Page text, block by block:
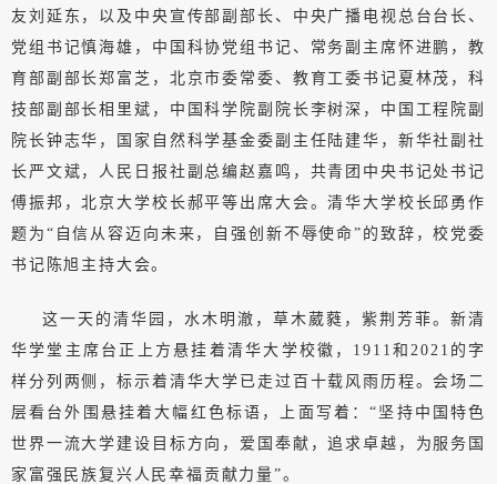
友刘延东，以及中央宣传部副部长、中央广播电视总台台长、
党组书记慎海雄，中国科协党组书记、常务副主席怀进鹏，教
育部副部长郑富芝，北京市委常委、教育工委书记夏林茂，科
技部副部长相里斌，中国科学院副院长李树深，中国工程院副
院长钟志华，国家自然科学基金委副主任陆建华，新华社副社
长严文斌，人民日报社副总编赵嘉鸣，共青团中央书记处书记
傅振邦，北京大学校长郝平等出席大会。清华大学校长邱勇作
题为“自信从容迈向未来，自强创新不辱使命”的致辞，校党委
书记陈旭主持大会。
这一天的清华园，水木明澈，草木葳蕤，紫荆芳菲。新清
华学堂主席台正上方悬挂着清华大学校徽，1911和2021的字
样分列两侧，标示着清华大学已走过百十载风雨历程。会场二
层看台外围悬挂着大幅红色标语，上面写着：“坚持中国特色
世界一流大学建设目标方向，爱国奉献，追求卓越，为服务国
家富强民族复兴人民幸福贡献力量”。